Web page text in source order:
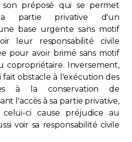
son préposé qui se permet
partie privative d'un
base urgente sans motif
leur responsabilité civile
pour avoir brimé sans motif
copropriétaire. Inversement,
fait obstacle à l'exécution des
à la conservation de
l'accès à sa partie privative,
ci cause préjudice au
voir sa responsabilité civile